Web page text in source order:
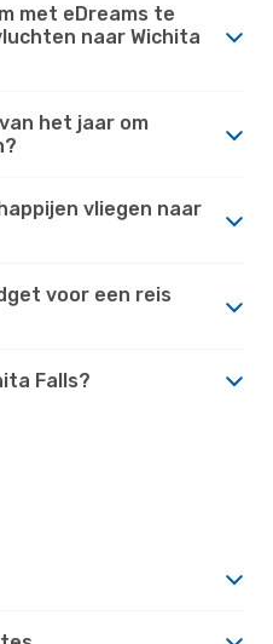
met eDreams te
naar Wichita
het jaar om
vliegen naar
voor een reis
Falls?